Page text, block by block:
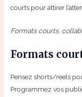
courts pour attirer
Formats courts,
Formats
Pensez shorts/reels
Programmez vos